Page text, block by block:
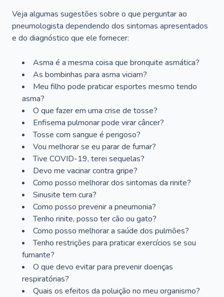
Veja algumas sugestões sobre o que perguntar ao
pneumologista dependendo dos sintomas apresentados
e do diagnóstico que ele fornecer:
Asma é a mesma coisa que bronquite asmática?
As bombinhas para asma viciam?
Meu filho pode praticar esportes mesmo tendo
asma?
O que fazer em uma crise de tosse?
Enfisema pulmonar pode virar câncer?
Tosse com sangue é perigoso?
Vou melhorar se eu parar de fumar?
Tive COVID-19, terei sequelas?
Devo me vacinar contra gripe?
Como posso melhorar dos sintomas da rinite?
Sinusite tem cura?
Como posso prevenir a pneumonia?
Tenho rinite, posso ter cão ou gato?
Como posso melhorar a saúde dos pulmões?
Tenho restrições para praticar exercícios se sou
fumante?
O que devo evitar para prevenir doenças
respiratórias?
Quais os efeitos da poluição no meu organismo?